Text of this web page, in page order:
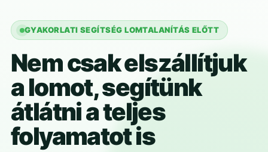
GYAKORLATI SEGÍTSÉG LOMTALANÍTÁS ELŐTT
Nem csak elszállítjuk
a lomot, segítünk
átlátni a teljes
folyamatot is